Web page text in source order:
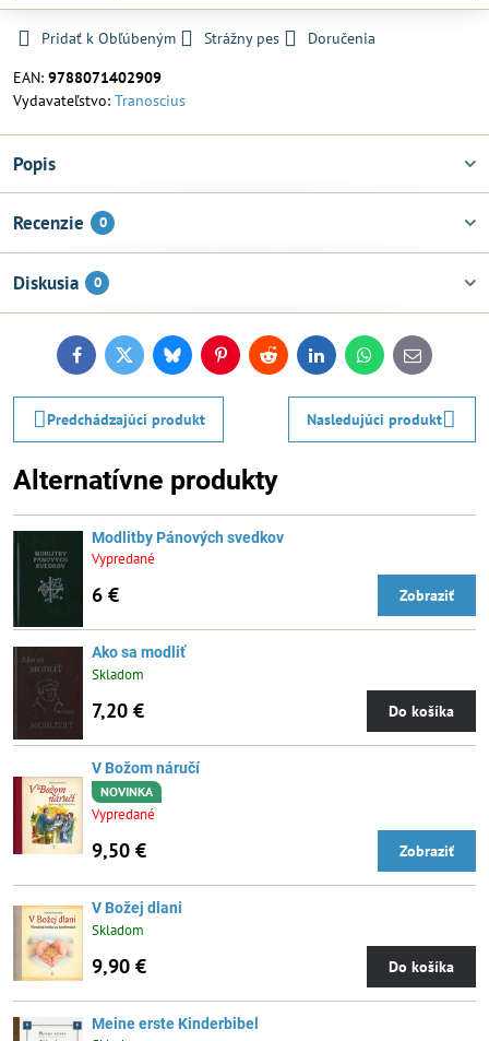
Pridať k Obľúbeným Strážny pes
Doručenia
EAN: 9788071402909
Vydavateľstvo: Tranoscius
Popis
Recenzie 0
Diskusia 0
FacebookTwitterBlueskyPinterestReddit LinkedInWhatsApp
E-
mail
Predchádzajúci produkt Nasledujúci produkt
Alternatívne produkty
Modlitby Pánových svedkov
Vypredané
6 € Zobraziť
Ako sa modliť
Skladom
7,20 € Do košíka
V Božom náručí
NOVINKA
Vypredané
9,50 € Zobraziť
V Božej dlani
Skladom
9,90 € Do košíka
Meine erste Kinderbibel